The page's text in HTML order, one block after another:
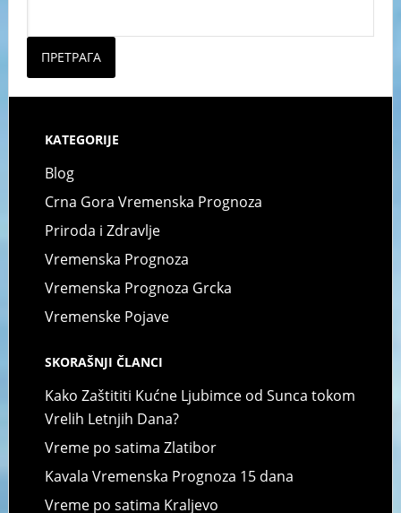
ПРЕТРАГА
KATEGORIJE
Blog
Crna Gora Vremenska Prognoza
Priroda i Zdravlje
Vremenska Prognoza
Vremenska Prognoza Grcka
Vremenske Pojave
SKORAŠNJI ČLANCI
Kako Zaštititi Kućne Ljubimce od Sunca tokom
Vrelih Letnjih Dana?
Vreme po satima Zlatibor
Kavala Vremenska Prognoza 15 dana
Vreme po satima Kraljevo